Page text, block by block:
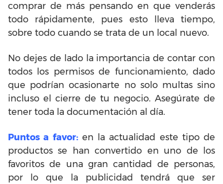
comprar de más pensando en que venderás
todo rápidamente, pues esto lleva tiempo,
sobre todo cuando se trata de un local nuevo.
No dejes de lado la importancia de contar con
todos los permisos de funcionamiento, dado
que podrían ocasionarte no solo multas sino
incluso el cierre de tu negocio. Asegúrate de
tener toda la documentación al día.
Puntos a favor: en la actualidad este tipo de
productos se han convertido en uno de los
favoritos de una gran cantidad de personas,
por lo que la publicidad tendrá que ser